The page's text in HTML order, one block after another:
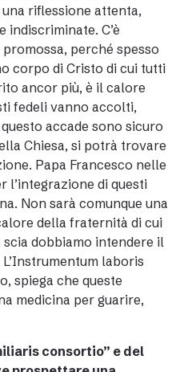
riflessione attenta,
C’è
perché spesso
corpo di Cristo di cui tutti
ancor più, è il calore
fedeli vanno accolti,
accade sono sicuro
Chiesa, si potrà trovare
Papa Francesco nelle
l’integrazione di questi
Non sarà comunque una
della fraternità di cui
dobbiamo intendere il
laboris
spiega che queste
medicina per guarire,
consortio” e del